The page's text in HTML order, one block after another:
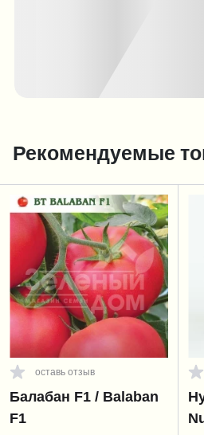
Рекомендуемые
оставь отзыв
Балабан F1 / Balaban
F1